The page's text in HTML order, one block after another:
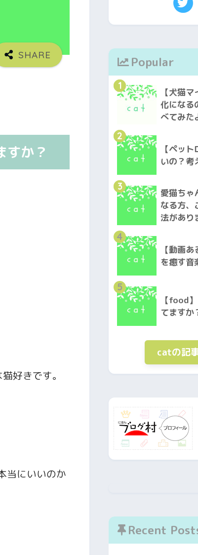
すか？
好きです。
当にいいのか
Popular
1
【犬猫
化にな
べてみた
2
【ペッ
いの？考
3
愛猫ちゃ
なる方、
法があり
4
【動画
を癒す音
5
【food
てますか
catの記
Recent